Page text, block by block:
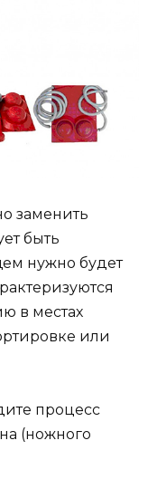
заменить
быть
нужно будет
в местах
или
процесс
(ножного